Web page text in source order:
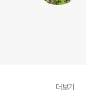
더보기